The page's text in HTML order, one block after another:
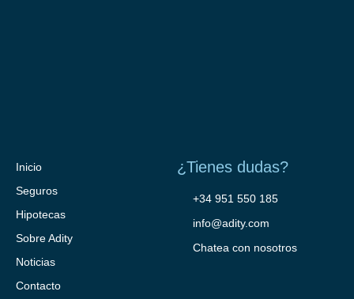
Inicio
Seguros
Hipotecas
Sobre Adity
Noticias
Contacto
¿Tienes dudas?
+34 951 550 185
info@adity.com
Chatea con nosotros